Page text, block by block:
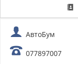
АвтоБум
077897007